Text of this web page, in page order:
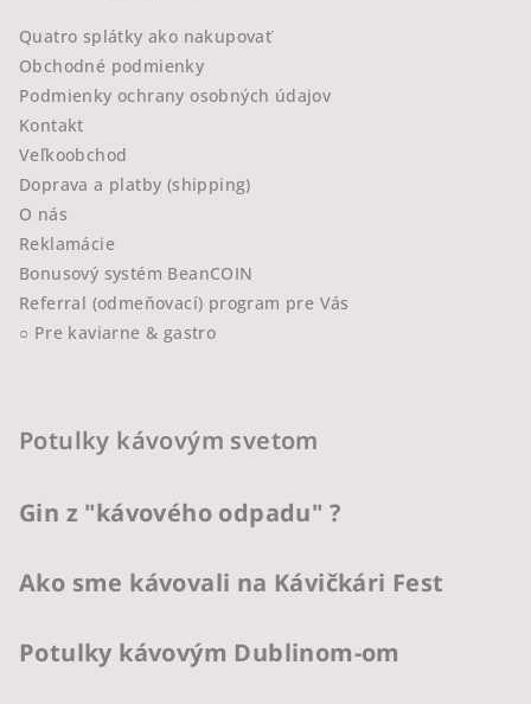
Quatro splátky ako nakupovať
Obchodné podmienky
Podmienky ochrany osobných údajov
Kontakt
Veľkoobchod
Doprava a platby (shipping)
O nás
Reklamácie
Bonusový systém BeanCOIN
Referral (odmeňovací) program pre Vás
○ Pre kaviarne & gastro
Potulky kávovým svetom
Gin z "kávového odpadu" ?
Ako sme kávovali na Kávičkári Fest
Potulky kávovým Dublinom-om